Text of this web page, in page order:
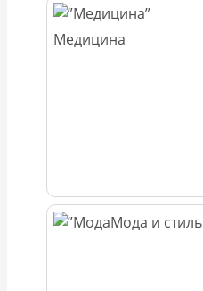
Медицина
Мода и стиль